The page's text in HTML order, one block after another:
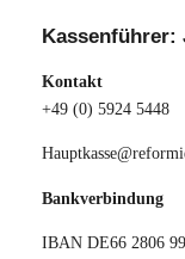
Kassenführer:
Kontakt
+49 (0) 5924 5448
Bankverbindung
IBAN DE66 2806